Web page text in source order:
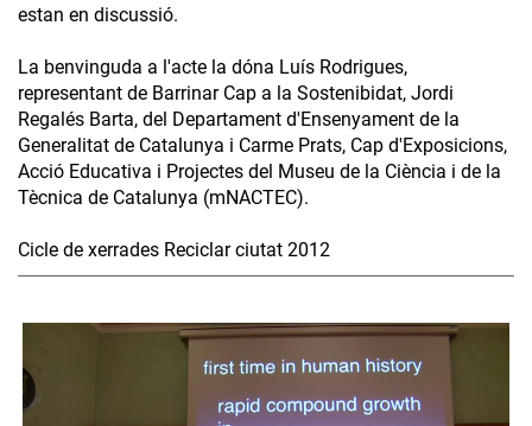
estan en discussió.
La benvinguda a l'acte la dóna Luís Rodrigues,
representant de Barrinar Cap a la Sostenibidat, Jordi
Regalés Barta, del Departament d'Ensenyament de la
Generalitat de Catalunya i Carme Prats, Cap d'Exposicions,
Acció Educativa i Projectes del Museu de la Ciència i de la
Tècnica de Catalunya (mNACTEC).
Cicle de xerrades Reciclar ciutat 2012